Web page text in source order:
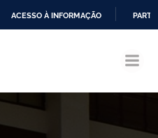
CONTEÚDO
ACESSO À INFORMAÇÃO